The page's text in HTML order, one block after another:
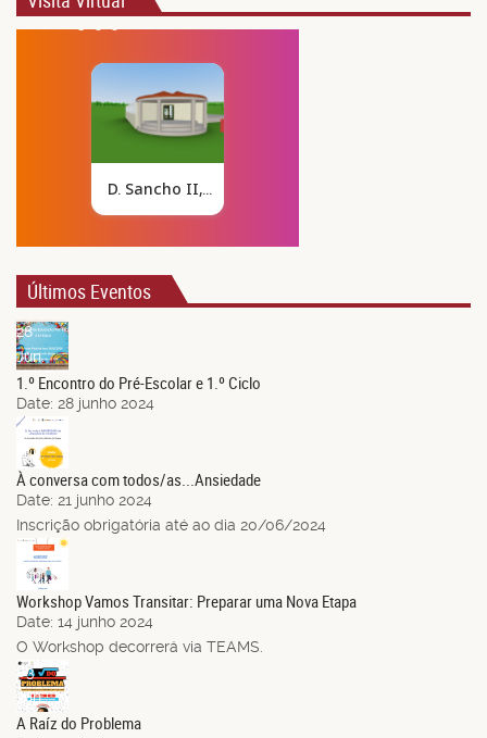
Últimos Eventos
28
Jun.
1.º Encontro do Pré-Escolar e 1.º Ciclo
Date: 28 junho 2024
21
Jun.
À conversa com todos/as...Ansiedade
Date: 21 junho 2024
Inscrição obrigatória até ao dia 20/06/2024
Jun.
Workshop Vamos Transitar: Preparar uma Nova Etapa
Date: 14 junho 2024
O Workshop decorrerá via TEAMS.
03
Jun.
A Raíz do Problema